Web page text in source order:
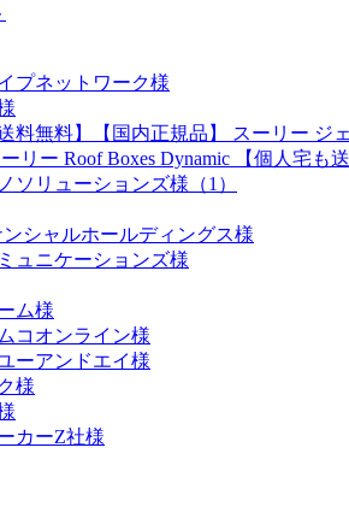
プネットワーク様
料無料】【国内正規品】 スーリー
リー Roof Boxes Dynamic 【個人宅も
ソリューションズ様（1）
シャルホールディングス様
ュニケーションズ様
ム様
コオンライン様
ーアンドエイ様
様
カーZ社様